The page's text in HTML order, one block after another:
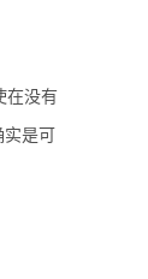
在没有
实是可